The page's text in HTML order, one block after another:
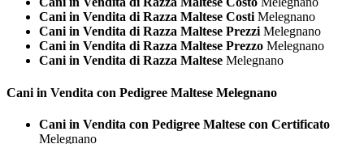
Cani in Vendita di Razza Maltese CostiMelegnano
Cani in Vendita di Razza Maltese PrezziMelegnano
Cani in Vendita di Razza Maltese Prezzo Melegnano
Cani in Vendita di Razza Maltese Melegnano
Cani in Vendita con Pedigree Maltese Melegnano
Cani in Vendita con Pedigree Maltese con Certificato
Melegnano